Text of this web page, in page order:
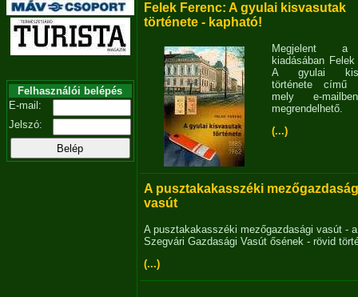
Felhasználói belépés
E-mail:
Jelszó:
Felek Ferenc: A gyulai kisvasutak
története - kapható!
Megjelent
kiadásában
A gyulai
története című
mely e-
megrendelhető.
(...)
A pusztakakasszéki
vasút
A pusztakakasszéki mezőgazdasági vasút - a
Szegvári Gazdasági Vasút ősének - rövid
(...)